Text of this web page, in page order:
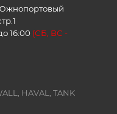
16:00 (СБ, ВС -
HAVAL, TANK